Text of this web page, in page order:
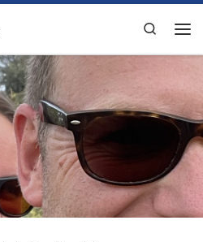
Search